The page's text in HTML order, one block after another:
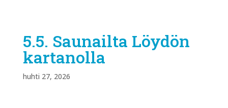
5.5. Saunailta Löydön
kartanolla
huhti 27, 2026